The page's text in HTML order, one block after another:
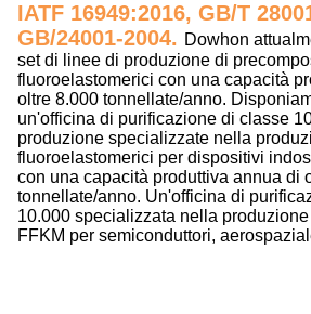
IATF 16949:2016, GB/T
GB/24001-2004. Dowhon
set di linee di produzione di
fluoroelastomerici con una capacità
oltre 8.000 tonnellate/anno.
un'officina di purificazione di classe
produzione specializzate nella
fluoroelastomerici per dispositivi
con una capacità produttiva annua di
tonnellate/anno. Un'officina di
10.000 specializzata nella
FFKM per semiconduttori,